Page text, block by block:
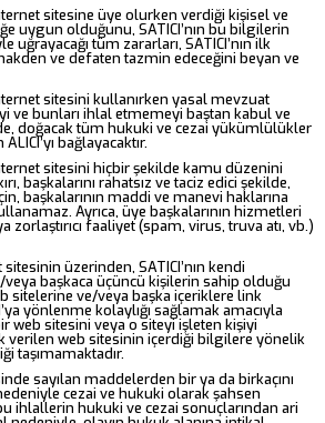
sitesine üye olurken verdiği kişisel ve
uygun olduğunu, SATICI’nın bu bilgilerin
uğrayacağı tüm zararları, SATICI’nın ilk
ve defaten tazmin edeceğini beyan ve
sitesini kullanırken yasal mevzuat
ve bunları ihlal etmemeyi baştan kabul ve
doğacak tüm hukuki ve cezai yükümlülükler
bağlayacaktır.
sitesini hiçbir şekilde kamu düzenini
başkalarını rahatsız ve taciz edici şekilde,
başkalarının maddi ve manevi haklarına
Ayrıca, üye başkalarının hizmetleri
zorlaştırıcı faaliyet (spam, virus, truva atı, vb.)
sitesinin üzerinden, SATICI’nın kendi
başkaca üçüncü kişilerin sahip olduğu
sitelerine ve/veya başka içeriklere link
yönlenme kolaylığı sağlamak amacıyla
web sitesini veya o siteyi işleten kişiyi
verilen web sitesinin içerdiği bilgilere yönelik
taşımamaktadır.
sayılan maddelerden bir ya da birkaçını
cezai ve hukuki olarak şahsen
ihlallerin hukuki ve cezai sonuçlarından ari